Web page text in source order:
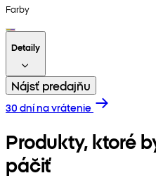
Farby
Detaily
Nájsť predajňu
30 dní na vrátenie
Produkty, ktoré
páčiť